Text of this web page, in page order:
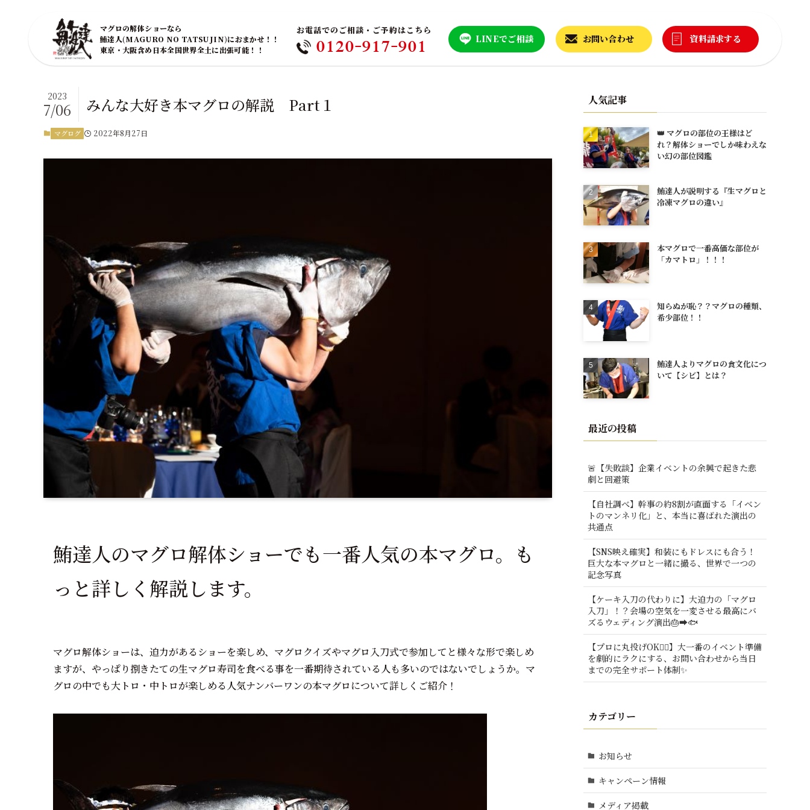
マグロの解体ショーなら
鮪達人(MAGURO NO TATSUJIN)におまかせ！！
東京・大阪含め日本全国世界全土に出張可能！！
お電話でのご相談・ご予約はこちら
0120-917-901 LINEでご相談 お問い合わせ 資料請求する
みんな大好き本マグロの解説 Part１
2023
7/06
マグログ 2022年8月27日
鮪達人のマグロ解体ショーでも一番人気の本マグロ。も
っと詳しく解説します。
マグロ解体ショーは、迫力があるショーを楽しめ、マグロクイズやマグロ入刀式で参加してと様々な形で楽しめ
ますが、やっぱり捌きたての生マグロ寿司を食べる事を一番期待されている人も多いのではないでしょうか。マ
グロの中でも大トロ・中トロが楽しめる人気ナンバーワンの本マグロについて詳しくご紹介！
人気記事
👑 マグロの部位の王様はど
れ？解体ショーでしか味わえな
い幻の部位図鑑
鮪達人が説明する『生マグロと
冷凍マグロの違い』
本マグロで一番高価な部位が
「カマトロ」！！！
知らぬが恥？？マグロの種類、
希少部位！！
鮪達人よりマグロの食文化につ
いて【シビ】とは？
最近の投稿
🚨【失敗談】企業イベントの余興で起きた悲
劇と回避策
【自社調べ】幹事の約8割が直面する「イベン
トのマンネリ化」と、本当に喜ばれた演出の
共通点
【SNS映え確実】和装にもドレスにも合う！
巨大な本マグロと一緒に撮る、世界で一つの
記念写真
【ケーキ入刀の代わりに】大迫力の「マグロ
入刀」！？会場の空気を一変させる最高にバ
ズるウェディング演出🎂➡️🐟
【プロに丸投げOK🙆‍♂️】大一番のイベント準備
を劇的にラクにする、お問い合わせから当日
までの完全サポート体制✨
カテゴリー
お知らせ
キャンペーン情報
メディア掲載